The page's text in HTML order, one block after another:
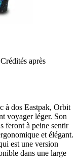
Crédités après
à dos Eastpak, Orbit
voyager léger. Son
feront à peine sentir
et élégant.
est une version
dans une large